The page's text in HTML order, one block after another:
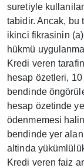
suretiyle
tabidir. Ancak, bu
ikinci fikrasinin
hükmü
Kredi veren
hesap özetleri,
bendinde
hesap özetinde
ödenmemesi
bendinde yer
altinda
Kredi veren faiz